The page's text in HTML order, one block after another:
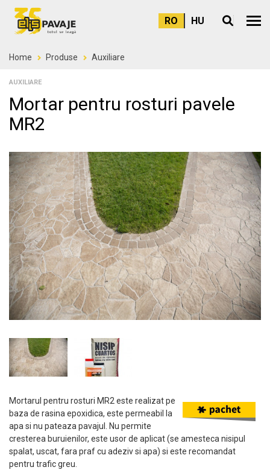
RO HU Meniu
Home Produse Auxiliare
AUXILIARE
Mortar pentru rosturi pavele
MR2
Mortarul pentru rosturi MR2 este realizat pe
baza de rasina epoxidica, este permeabil la
apa si nu pateaza pavajul. Nu permite
cresterea buruienilor, este usor de aplicat (se amesteca nisipul
spalat, uscat, fara praf cu adeziv si apa) si este recomandat
pentru trafic greu.